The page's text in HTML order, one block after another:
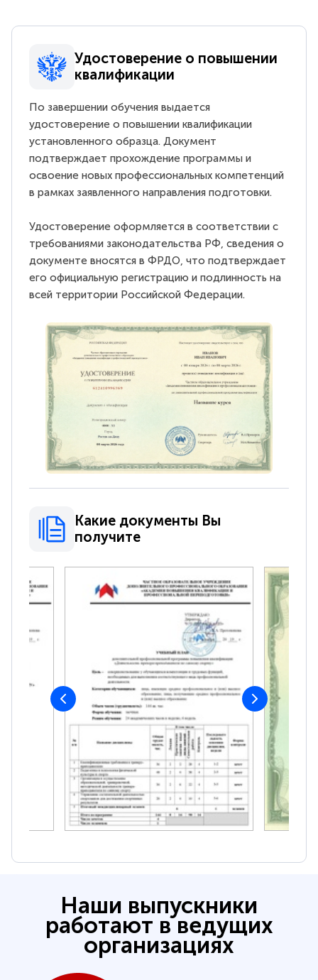
Удостоверение о повышении
квалификации
По завершении обучения выдается
удостоверение о повышении квалификации
установленного образца. Документ
подтверждает прохождение программы и
освоение новых профессиональных компетенций
в рамках заявленного направления подготовки.
Удостоверение оформляется в соответствии с
требованиями законодательства РФ, сведения о
документе вносятся в ФРДО, что подтверждает
его официальную регистрацию и подлинность на
всей территории Российской Федерации.
Какие документы Вы
получите
Наши выпускники
работают в ведущих
организациях